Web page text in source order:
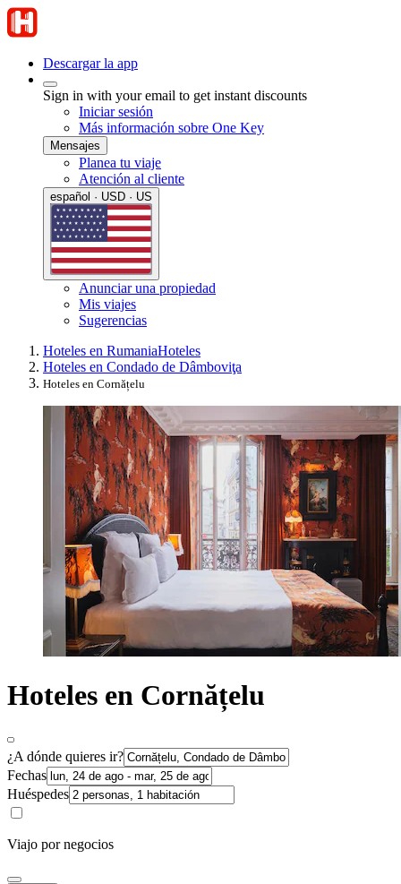
Descargar la app
Sign in with your email to get instant discounts
Iniciar sesión
Más información sobre One Key
Mensajes
Planea tu viaje
Atención al cliente
español · USD · US
Anunciar una propiedad
Mis viajes
Sugerencias
Hoteles en RumaniaHoteles
Hoteles en Condado de Dâmboviţa
Hoteles en Cornățelu
Hoteles en Cornățelu
¿A dónde quieres ir?
Fechas
Huéspedes
Viajo por negocios